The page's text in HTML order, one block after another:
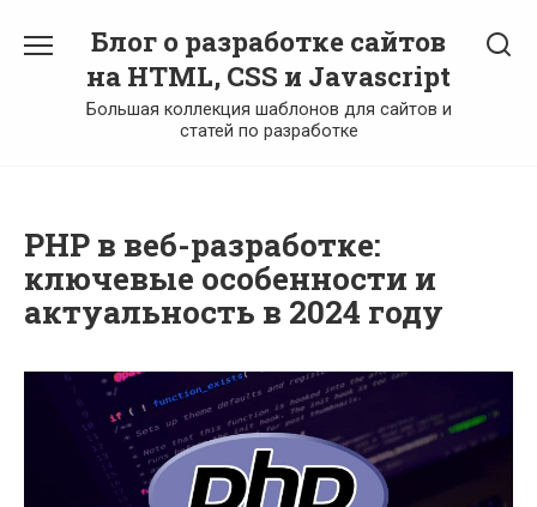
содержанию
Блог о разработке сайтов
на HTML, CSS и Javascript
Большая коллекция шаблонов для сайтов и
статей по разработке
PHP в веб-разработке:
ключевые особенности и
актуальность в 2024 году